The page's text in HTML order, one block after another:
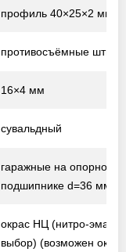
профиль 40×25×2 мм
противосъёмные штыри
16×4 мм
сувальдный
гаражные на опорном
подшипнике d=36 мм
окрас НЦ (нитро-эмаль,
выбор) (возможен окрас